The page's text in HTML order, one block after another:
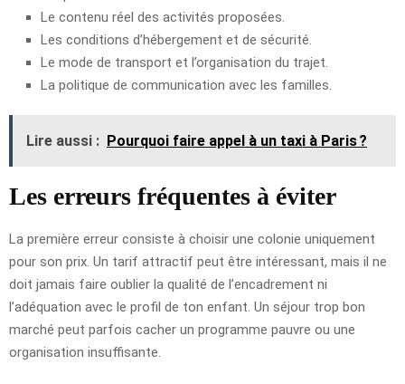
Le contenu réel des activités proposées.
Les conditions d’hébergement et de sécurité.
Le mode de transport et l’organisation du trajet.
La politique de communication avec les familles.
Lire aussi : Pourquoi faire appel à un taxi à Paris ?
Les erreurs fréquentes à éviter
La première erreur consiste à choisir une colonie uniquement
pour son prix. Un tarif attractif peut être intéressant, mais il ne
doit jamais faire oublier la qualité de l’encadrement ni
l’adéquation avec le profil de ton enfant. Un séjour trop bon
marché peut parfois cacher un programme pauvre ou une
organisation insuffisante.